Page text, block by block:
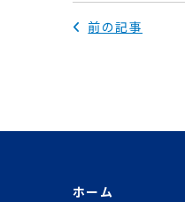
前の記事
ホーム